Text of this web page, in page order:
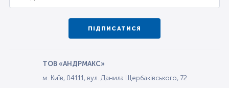
ПІДПИСАТИСЯ
ТОВ «АНДРМАКС»
м. Київ, 04111, вул. Данила Щербаківського, 72